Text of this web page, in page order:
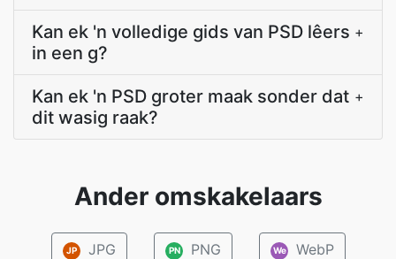
Kan ek 'n volledige gids van PSD lêers
in een g?
+
Kan ek 'n PSD groter maak sonder dat
dit wasig raak?
+
Ander omskakelaars
JP JPG PN PNG We WebP